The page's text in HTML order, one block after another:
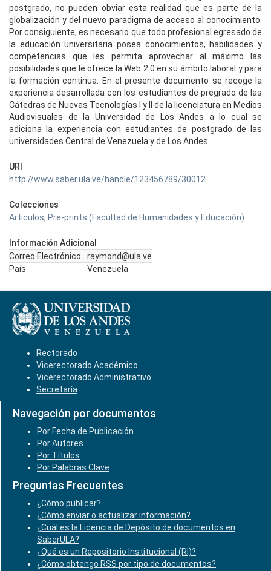
postgrado, no pueden obviar esta realidad que es parte de la
globalización y del nuevo paradigma de acceso al conocimiento.
Por consiguiente, es necesario que todo profesional egresado de
la educación universitaria posea conocimientos, habilidades y
competencias que les permita aprovechar al máximo las
posibilidades que le ofrece la Web 2.0 en su ámbito laboral y para
la formación continua. En el presente documento se recoge la
experiencia desarrollada con los estudiantes de pregrado de las
Cátedras de Nuevas Tecnologías I y II de la licenciatura en Medios
Audiovisuales de la Universidad de Los Andes a lo cual se
adiciona la experiencia con estudiantes de postgrado de las
universidades Central de Venezuela y de Los Andes.
URI
http://www.saber.ula.ve/handle/123456789/30012
Colecciones
Articulos, Pre-prints (Facultad de Humanidades y Educación)
Información Adicional
Correo Electrónico
raymond@ula.ve
País
Venezuela
Rectorado
Vicerectorado Académico
Vicerectorado Administrativo
Secretaría
Navegación por documentos
Por Fecha de Publicación
Por Autores
Por Títulos
Por Palabras Clave
Preguntas Frecuentes
¿Cómo publicar?
¿Cómo enviar o actualizar información?
¿Cuál es la Licencia de Depósito de documentos en
SaberULA?
¿Qué es un Repositorio Institucional (RI)?
¿Cómo obtengo RSS por tipo de documentos?